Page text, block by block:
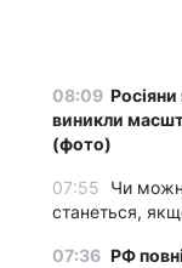
08:09
виникли
(фото)
07:55
Чи
станеться,
07:36 РФ